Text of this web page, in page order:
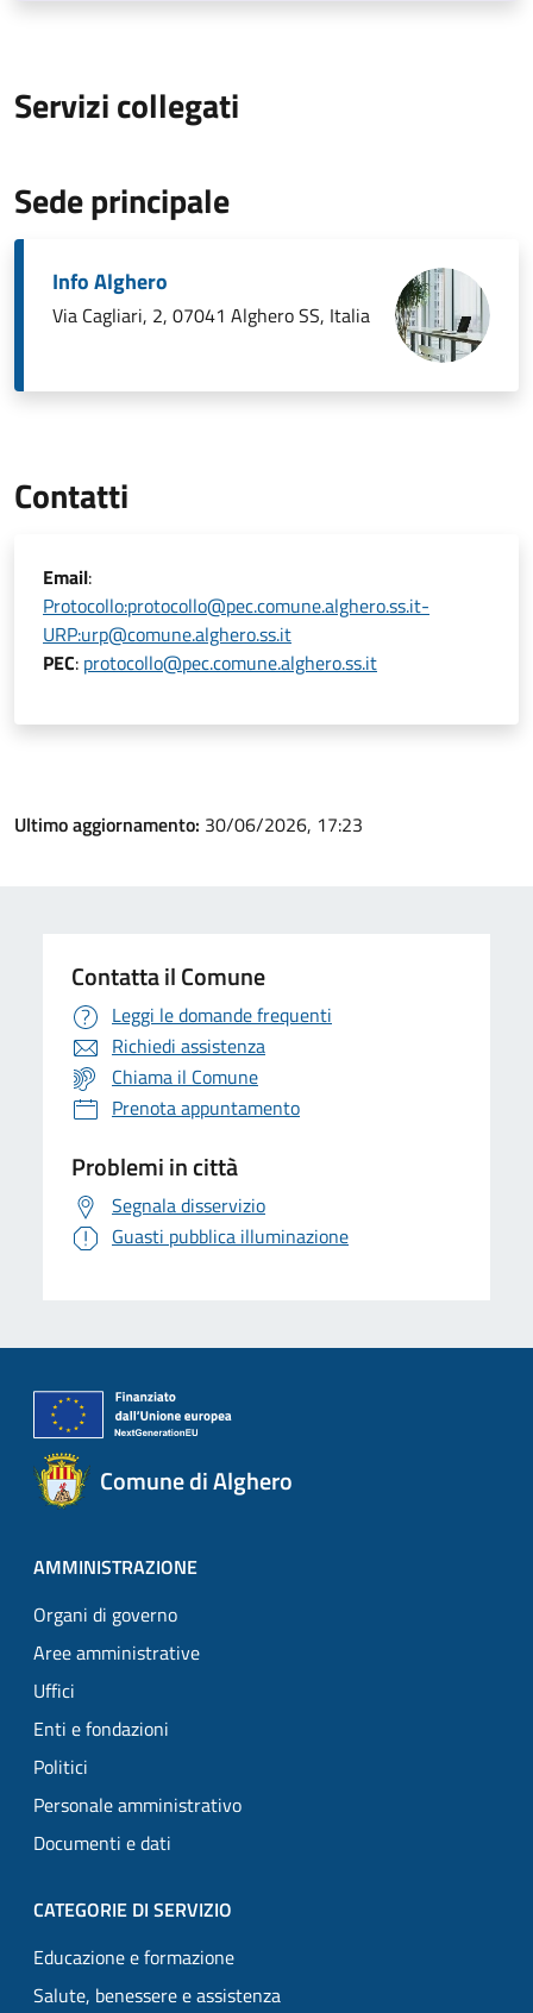
Servizi collegati
Sede principale
Info Alghero
Via Cagliari, 2, 07041 Alghero SS, Italia
Contatti
Email:
Protocollo:protocollo@pec.comune.alghero.ss.it-
URP:urp@comune.alghero.ss.it
PEC: protocollo@pec.comune.alghero.ss.it
Ultimo aggiornamento: 30/06/2026, 17:23
Contatta il Comune
Leggi le domande frequenti
Richiedi assistenza
Chiama il Comune
Prenota appuntamento
Problemi in città
Segnala disservizio
Guasti pubblica illuminazione
Comune di Alghero
AMMINISTRAZIONE
Organi di governo
Aree amministrative
Uffici
Enti e fondazioni
Politici
Personale amministrativo
Documenti e dati
CATEGORIE DI SERVIZIO
Educazione e formazione
Salute, benessere e assistenza